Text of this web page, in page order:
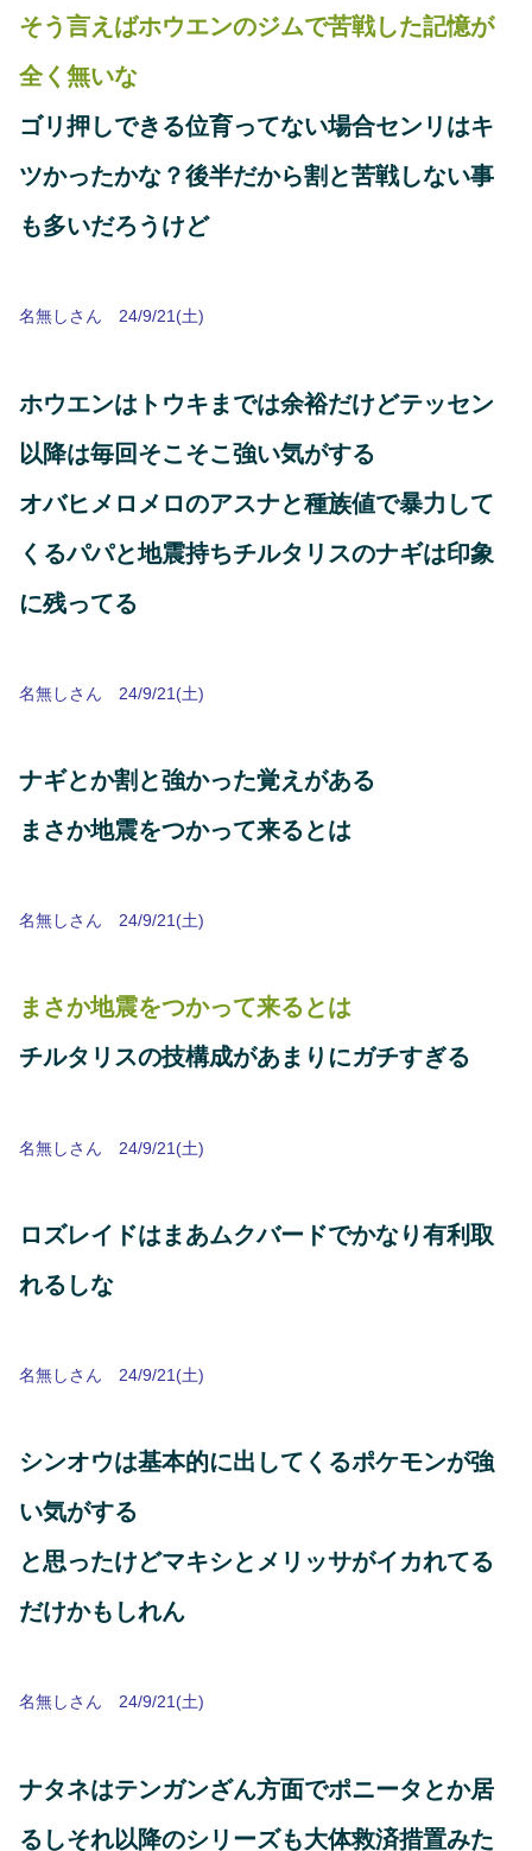
そう言えばホウエンのジムで苦戦した記憶が
全く無いな
ゴリ押しできる位育ってない場合センリはキ
ツかったかな？後半だから割と苦戦しない事
も多いだろうけど
名無しさん 24/9/21(土)
ホウエンはトウキまでは余裕だけどテッセン
以降は毎回そこそこ強い気がする
オバヒメロメロのアスナと種族値で暴力して
くるパパと地震持ちチルタリスのナギは印象
に残ってる
名無しさん 24/9/21(土)
ナギとか割と強かった覚えがある
まさか地震をつかって来るとは
名無しさん 24/9/21(土)
まさか地震をつかって来るとは
チルタリスの技構成があまりにガチすぎる
名無しさん 24/9/21(土)
ロズレイドはまあムクバードでかなり有利取
れるしな
名無しさん 24/9/21(土)
シンオウは基本的に出してくるポケモンが強
い気がする
と思ったけどマキシとメリッサがイカれてる
だけかもしれん
名無しさん 24/9/21(土)
ナタネはテンガンざん方面でポニータとか居
るしそれ以降のシリーズも大体救済措置みた